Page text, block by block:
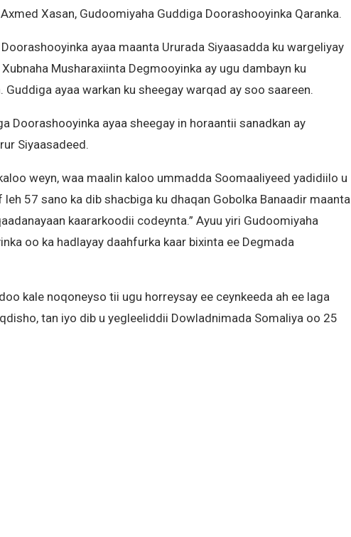
Xasan, Gudoomiyaha Guddiga Doorashooyinka Qaranka.
ayaa maanta Ururada Siyaasadda ku wargeliyay
Musharaxiinta Degmooyinka ay ugu dambayn ku
Guddiga ayaa warkan ku sheegay warqad ay soo saareen.
Doorashooyinka ayaa sheegay in horaantii sanadkan ay
Siyaasadeed.
weyn, waa maalin kaloo ummadda Soomaaliyeed yadidiilo u
leh 57 sano ka dib shacbiga ku dhaqan Gobolka Banaadir maanta
kaararkoodii codeynta.” Ayuu yiri Gudoomiyaha
oo ka hadlayay daahfurka kaar bixinta ee Degmada
kale noqoneyso tii ugu horreysay ee ceynkeeda ah ee laga
tan iyo dib u yegleeliddii Dowladnimada Somaliya oo 25